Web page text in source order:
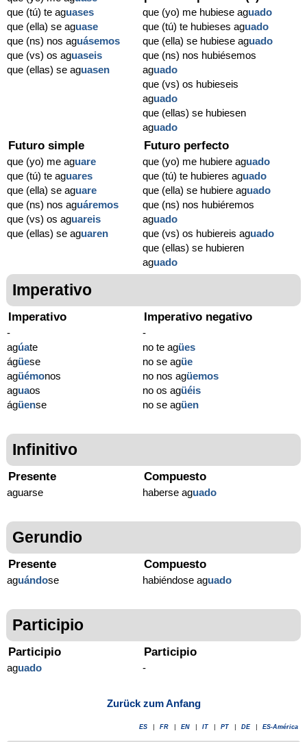
que (tú) te aguases
que (ella) se aguase
que (ns) nos aguásemos
que (vs) os aguaseis
que (ellas) se aguasen
que (yo) me hubiese aguado
que (tú) te hubieses aguado
que (ella) se hubiese aguado
que (ns) nos hubiésemos
aguado
que (vs) os hubieseis
aguado
que (ellas) se hubiesen
aguado
Futuro simple
que (yo) me aguare
que (tú) te aguares
que (ella) se aguare
que (ns) nos aguáremos
que (vs) os aguareis
que (ellas) se aguaren
Futuro perfecto
que (yo) me hubiere aguado
que (tú) te hubieres aguado
que (ella) se hubiere aguado
que (ns) nos hubiéremos
aguado
que (vs) os hubiereis aguado
que (ellas) se hubieren
aguado
Imperativo
Imperativo
-
agúate
ágüese
agüémonos
aguaos
ágüense
Imperativo negativo
-
no te agües
no se agüe
no nos agüemos
no os agüéis
no se agüen
Infinitivo
Presente
aguarse
Compuesto
haberse aguado
Gerundio
Presente
aguándose
Compuesto
habiéndose aguado
Participio
Participio
aguado
Participio
-
Zurück zum Anfang
ES FR EN IT PT DE ES-América